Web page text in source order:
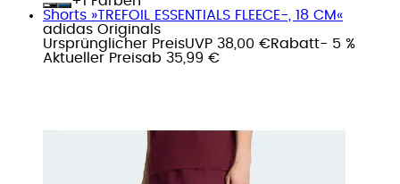
Shorts »TREFOIL ESSENTIALS FLEECE-, 18 CM«
adidas Originals
Ursprünglicher PreisUVP 38,00 €Rabatt- 5 %
Aktueller Preisab 35,99 €